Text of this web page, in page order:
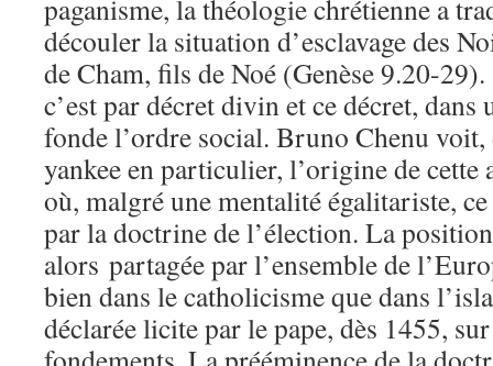
paganisme, la théologie chrétienne a
découler la situation d’esclavage des
de Cham, fils de Noé (Genèse 9.20-
c’est par décret divin et ce décret, dans
fonde l’ordre social. Bruno Chenu
yankee en particulier, l’origine de cette
où, malgré une mentalité égalitariste,
par la doctrine de l’élection. La
alors partagée par l’ensemble de
bien dans le catholicisme que dans
déclarée licite par le pape, dès 1455,